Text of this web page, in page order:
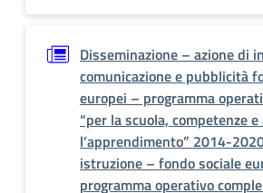
Disseminazione – azione di
comunicazione e pubblicità
europei – programma
“per la scuola, competenze
l’apprendimento” 2014-
istruzione – fondo sociale
programma operativo